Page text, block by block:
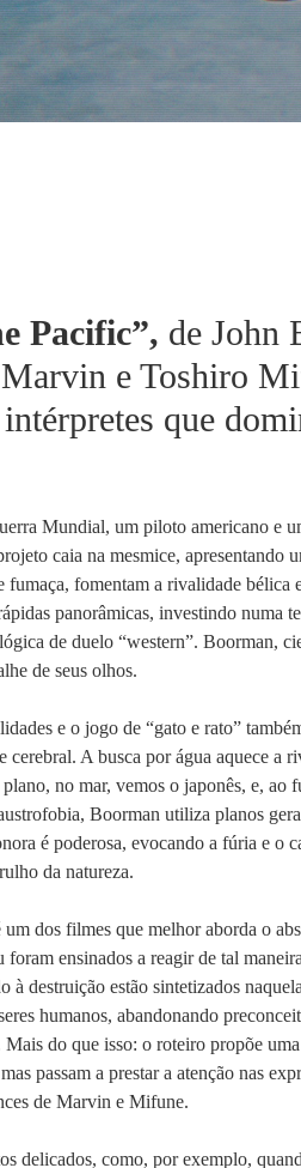
Pacific”, de John
e Toshiro
que
Mundial, um piloto americano e
caia na mesmice,
fumaça, fomentam a rivalidade
panorâmicas, investindo numa
de duelo “western”. Boorman,
de seus olhos.
e o jogo de “gato e rato”
cerebral. A busca por água aquece a
no mar, vemos o japonês, e,
Boorman utiliza planos
é poderosa, evocando a fúria e o
da natureza.
dos filmes que melhor aborda o
foram ensinados a reagir de tal
à destruição estão sintetizados
humanos, abandonando
do que isso: o roteiro propõe
passam a prestar a atenção nas
de Marvin e Mifune.
delicados, como, por exemplo,